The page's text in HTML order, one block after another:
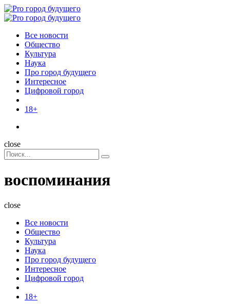
Menu
Поиск
Menu
Pro
Все новости
Общество
Культура
Наука
Про город будущего
Интересное
Цифровой город
18+
Поиск
close
Search
for:
Поиск
воспоминания
close
Все новости
Общество
Культура
Наука
Про город будущего
Интересное
Цифровой город
18+